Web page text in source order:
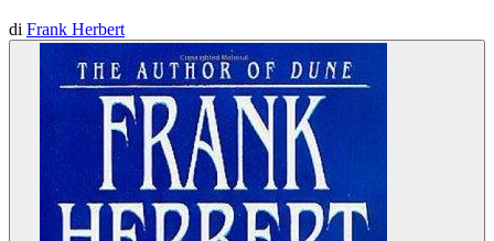
di Frank Herbert